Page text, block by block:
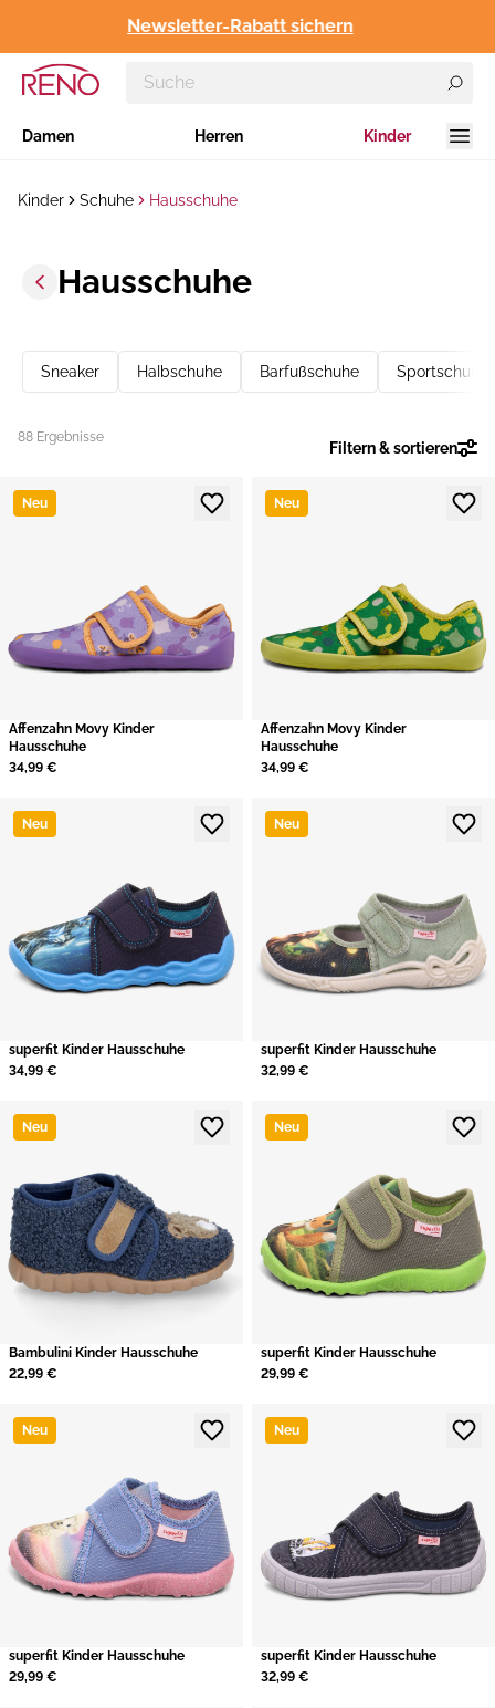
Newsletter-Rabatt sichern
Damen Herren Kinder
Kinder Schuhe Hausschuhe
Hausschuhe
Sneaker Halbschuhe Barfußschuhe Sportschuhe
Filtern & sortieren
88 Ergebnisse
Neu
Affenzahn Movy Kinder
Hausschuhe
34,99 €
Neu
Affenzahn Movy Kinder
Hausschuhe
34,99 €
Neu
superfit Kinder Hausschuhe
34,99 €
Neu
superfit Kinder Hausschuhe
32,99 €
Neu
Bambulini Kinder Hausschuhe
22,99 €
Neu
superfit Kinder Hausschuhe
29,99 €
Neu
superfit Kinder Hausschuhe
29,99 €
Neu
superfit Kinder Hausschuhe
32,99 €